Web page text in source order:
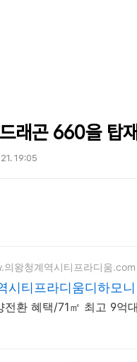
래곤 660을 탑
19:05
왕청계역시티프라디움.com
시티프라디움디하모니
전환 혜택/71㎡ 최고 9억